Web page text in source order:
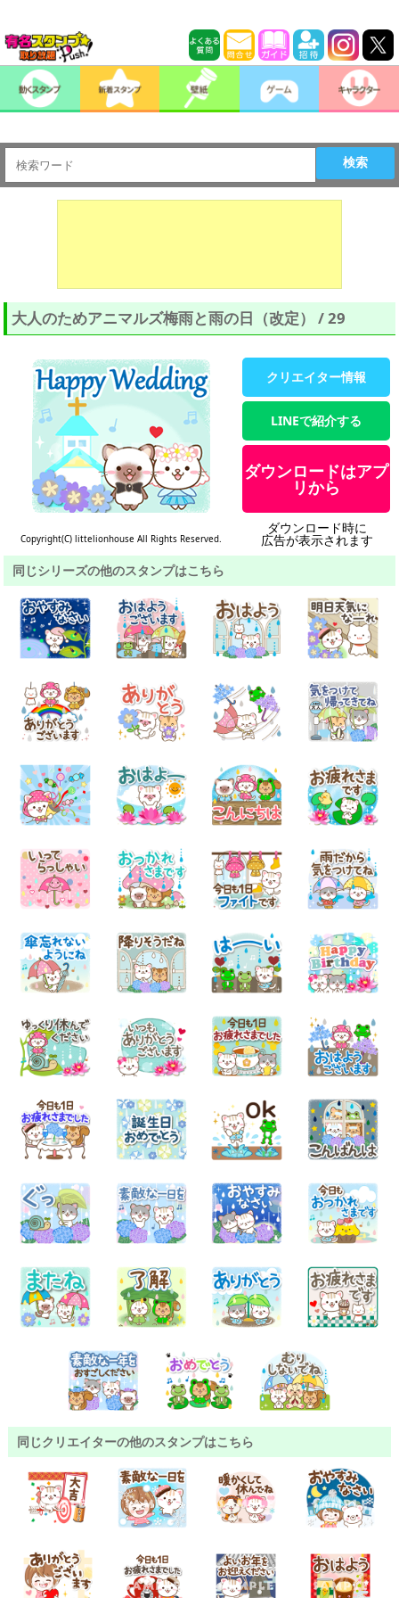
検索
大人のためアニマルズ梅雨と雨の日（改定） / 29
Copyright(C) littelionhouse All Rights Reserved.
クリエイター情報
LINEで紹介する
ダウンロードはアプ
リから
ダウンロード時に
広告が表示されます
同じシリーズの他のスタンプはこちら
同じクリエイターの他のスタンプはこちら